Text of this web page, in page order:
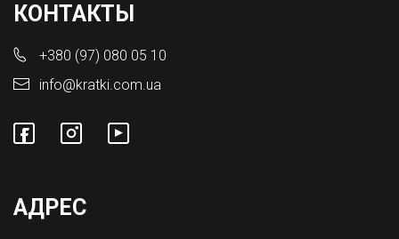
КОНТАКТЫ
+380 (97) 080 05 10
info@kratki.com.ua
АДРЕС